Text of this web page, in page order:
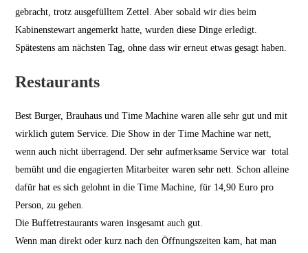
gebracht, trotz ausgefülltem Zettel. Aber sobald wir dies beim
Kabinenstewart angemerkt hatte, wurden diese Dinge erledigt.
Spätestens am nächsten Tag, ohne dass wir erneut etwas gesagt haben.
Restaurants
Best Burger, Brauhaus und Time Machine waren alle sehr gut und mit
wirklich gutem Service. Die Show in der Time Machine war nett,
wenn auch nicht überragend. Der sehr aufmerksame Service war total
bemüht und die engagierten Mitarbeiter waren sehr nett. Schon alleine
dafür hat es sich gelohnt in die Time Machine, für 14,90 Euro pro
Person, zu gehen.
Die Buffetrestaurants waren insgesamt auch gut.
Wenn man direkt oder kurz nach den Öffnungszeiten kam, hat man